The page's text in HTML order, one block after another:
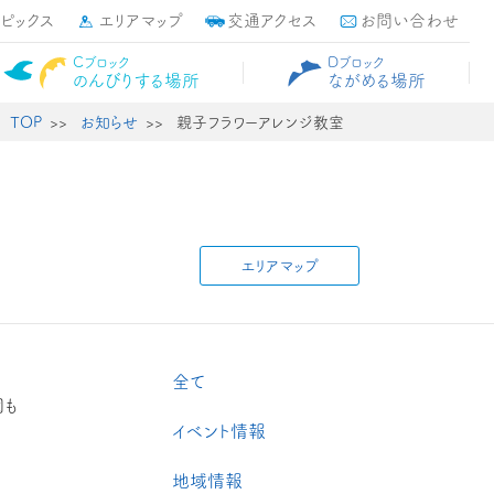
ックス エリアマップ 交通アクセス お問い合わせ
Cブロック
のんびりする場所
Dブロック
ながめる場所
TOP お知らせ 親子フラワーアレンジ教室
エリアマップ
全て
イベント情報
地域情報